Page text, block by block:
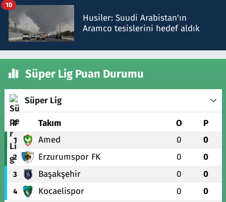
Husiler: Suudi Arabistan'ın
Aramco tesislerini hedef aldık
10
Süper Lig Puan Durumu
Süper Lig
# Takım O P
1 Amed 0 0
2 Erzurumspor FK 0 0
3 Başakşehir 0 0
4 Kocaelispor 0 0